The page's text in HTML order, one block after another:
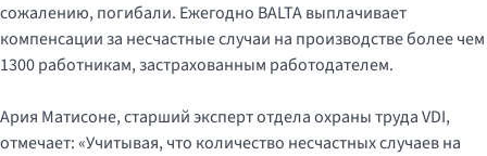
сожалению, погибали. Ежегодно BALTA выплачивает
компенсации за несчастные случаи на производстве более чем
1300 работникам, застрахованным работодателем.
Ария Матисоне, старший эксперт отдела охраны труда VDI,
отмечает: «Учитывая, что количество несчастных случаев на